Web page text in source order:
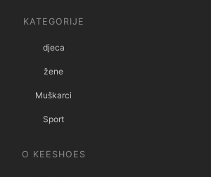
KATEGORIJE
djeca
žene
Muškarci
Sport
O KEESHOES